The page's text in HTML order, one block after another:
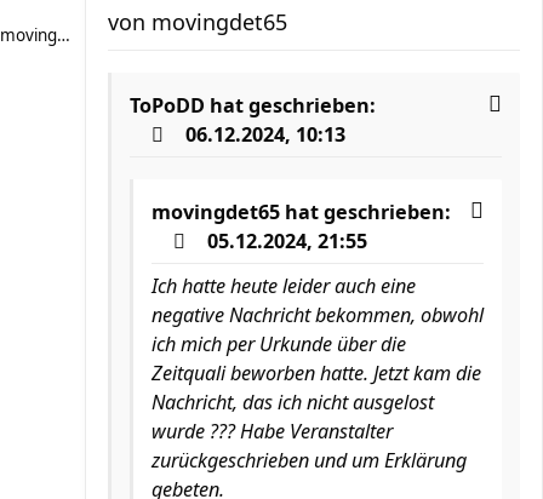
movingdet65 von movingdet65
ToPoDD hat geschrieben:
06.12.2024, 10:13
movingdet65 hat geschrieben:
05.12.2024, 21:55
Ich hatte heute leider auch eine
negative Nachricht bekommen, obwohl
ich mich per Urkunde über die
Zeitquali beworben hatte. Jetzt kam die
Nachricht, das ich nicht ausgelost
wurde ??? Habe Veranstalter
zurückgeschrieben und um Erklärung
gebeten.